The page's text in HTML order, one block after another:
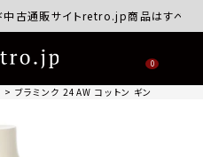
通販サイトretro.jp商品はすべて正規
0
ブラミンク 24AW コットン ギンガムチェ